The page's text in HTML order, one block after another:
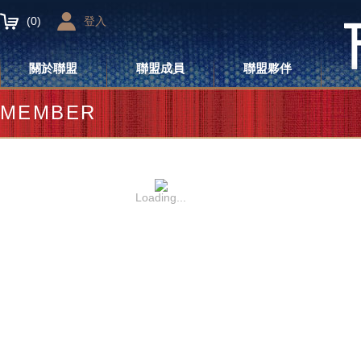
(0) 登入
關於聯盟 聯盟成員 聯盟夥伴
MEMBER
Loading...